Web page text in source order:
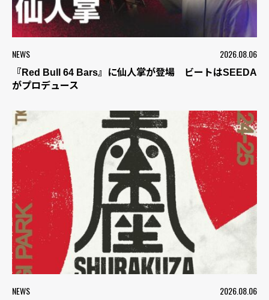
NEWS 2026.08.06
『Red Bull 64 Bars』に仙人掌が登場 ビートはSEEDA
がプロデュース
NEWS 2026.08.06